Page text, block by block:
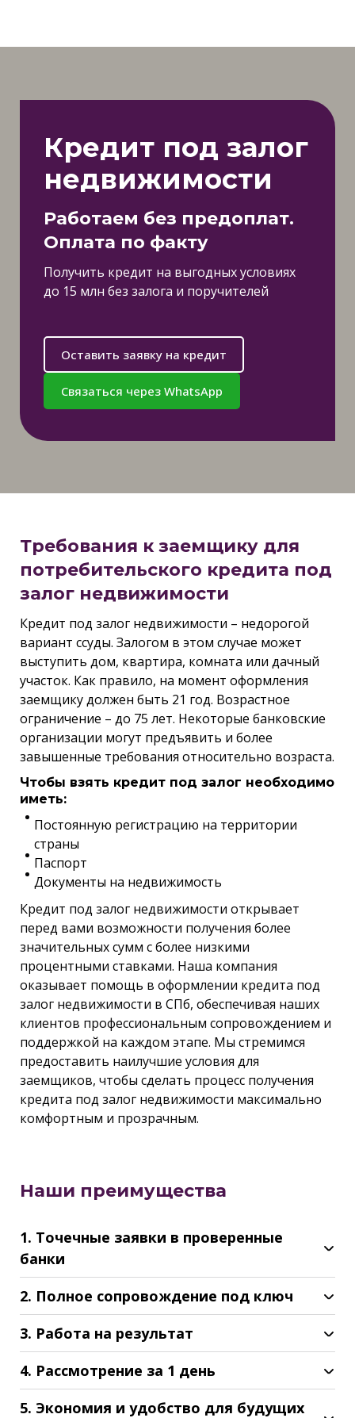
Кредит под залог
недвижимости
Работаем без предоплат.
Оплата по факту
Получить кредит на выгодных условиях
до 15 млн без залога и поручителей
Оставить заявку на кредит
Связаться через WhatsApp
Требования к заемщику для
потребительского кредита под
залог недвижимости
Кредит под залог недвижимости – недорогой
вариант ссуды. Залогом в этом случае может
выступить дом, квартира, комната или дачный
участок. Как правило, на момент оформления
заемщику должен быть 21 год. Возрастное
ограничение – до 75 лет. Некоторые банковские
организации могут предъявить и более
завышенные требования относительно возраста.
Чтобы взять кредит под залог необходимо
иметь:
Постоянную регистрацию на территории
страны
Паспорт
Документы на недвижимость
Кредит под залог недвижимости открывает
перед вами возможности получения более
значительных сумм с более низкими
процентными ставками. Наша компания
оказывает помощь в оформлении кредита под
залог недвижимости в СПб, обеспечивая наших
клиентов профессиональным сопровождением и
поддержкой на каждом этапе. Мы стремимся
предоставить наилучшие условия для
заемщиков, чтобы сделать процесс получения
кредита под залог недвижимости максимально
комфортным и прозрачным.
Наши преимущества
1. Точечные заявки в проверенные
банки
2. Полное сопровождение под ключ
3. Работа на результат
4. Рассмотрение за 1 день
5. Экономия и удобство для будущих